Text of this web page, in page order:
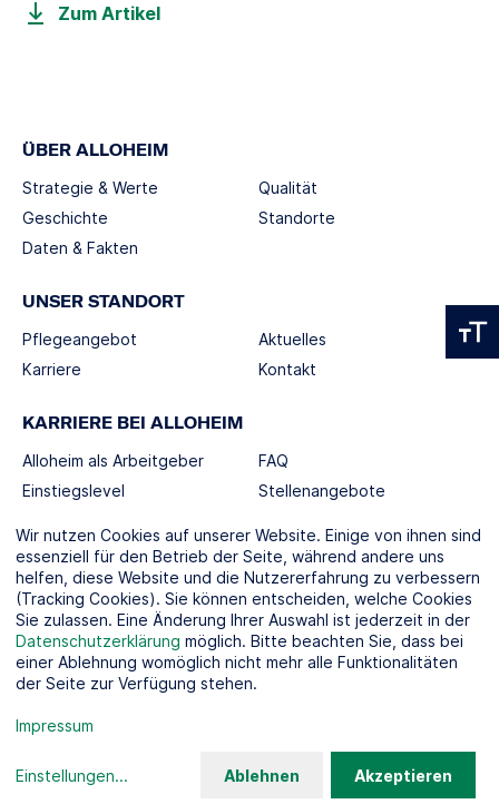
Zum Artikel
ÜBER ALLOHEIM
Strategie & Werte
Geschichte
Daten & Fakten
Qualität
Standorte
UNSER STANDORT
Pflegeangebot
Karriere
Aktuelles
Kontakt
KARRIERE BEI ALLOHEIM
Alloheim als Arbeitgeber
Einstiegslevel
FAQ
Stellenangebote
SOCIAL MEDIA
KOOPERATIONSPARTNER
Wir nutzen Cookies auf unserer Website. Einige von ihnen sind
essenziell für den Betrieb der Seite, während andere uns
helfen, diese Website und die Nutzererfahrung zu verbessern
(Tracking Cookies). Sie können entscheiden, welche Cookies
Sie zulassen. Eine Änderung Ihrer Auswahl ist jederzeit in der
Datenschutzerklärung möglich. Bitte beachten Sie, dass bei
einer Ablehnung womöglich nicht mehr alle Funktionalitäten
der Seite zur Verfügung stehen.
Impressum
Einstellungen... Ablehnen Akzeptieren